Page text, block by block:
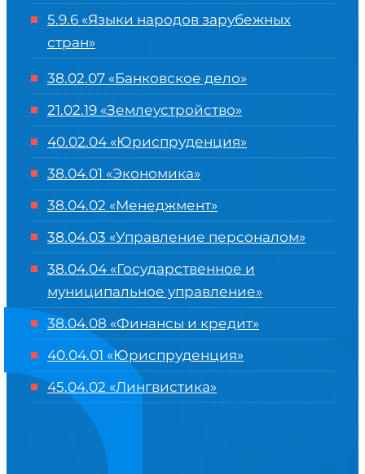
5.9.6 «Языки народов зарубежных
стран»
38.02.07 «Банковское дело»
21.02.19 «Землеустройство»
40.02.04 «Юриспруденция»
38.04.01 «Экономика»
38.04.02 «Менеджмент»
38.04.03 «Управление персоналом»
38.04.04 «Государственное и
муниципальное управление»
38.04.08 «Финансы и кредит»
40.04.01 «Юриспруденция»
45.04.02 «Лингвистика»